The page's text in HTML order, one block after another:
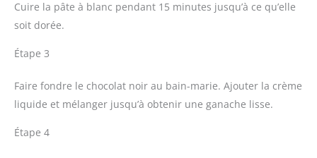
Cuire la pâte à blanc pendant 15 minutes jusqu’à ce qu’elle
soit dorée.
Étape 3
Faire fondre le chocolat noir au bain-marie. Ajouter la crème
liquide et mélanger jusqu’à obtenir une ganache lisse.
Étape 4